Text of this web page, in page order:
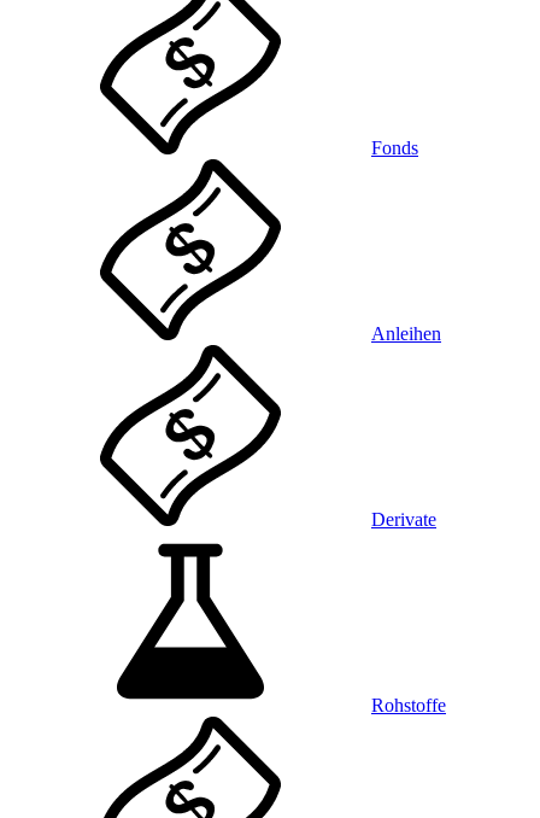
Fonds
Anleihen
Derivate
Rohstoffe